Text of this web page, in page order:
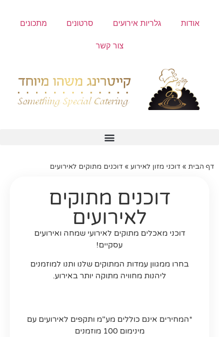
אודות גלריות אירועים סרטונים מתכונים
צור קשר
דף הבית » דוכני מזון לאירוע » דוכנים מתוקים לאירועים
דוכנים מתוקים
לאירועים
דוכני מאכלים מתוקים לאירועי שמחה ואירועים
עסקיים!
בחרו ממגוון עמדות המתוקים שלנו ותנו למוזמנים
ליהנות מחוויה מתוקה יותר באירוע.
*המחירים אינם כוללים מע"מ ותקפים לאירועים עם
מינימום 100 מוזמנים